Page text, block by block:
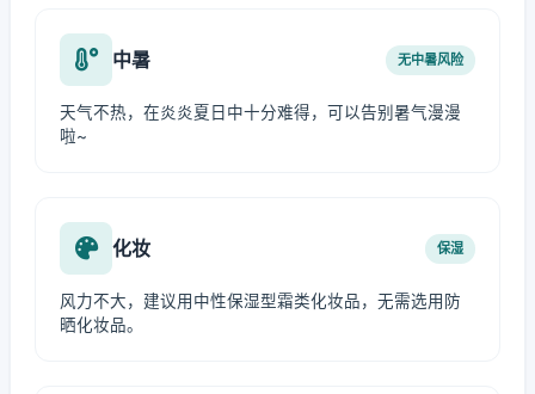
中暑 无中暑风险
天气不热，在炎炎夏日中十分难得，可以告别暑气漫漫
啦~
化妆 保湿
风力不大，建议用中性保湿型霜类化妆品，无需选用防
晒化妆品。